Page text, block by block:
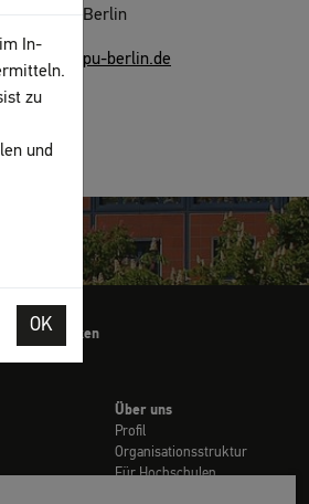
In-
zu
und
OK
10555 Berlin
www.ipu-berlin.de
Seite drucken
Über uns
Profil
Organisationsstruktur
Für Hochschulen